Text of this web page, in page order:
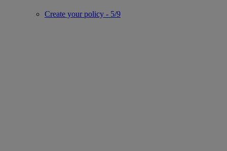
Create your policy - 5/9